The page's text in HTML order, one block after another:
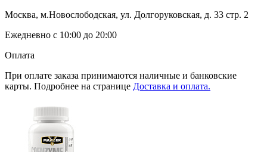
Москва, м.Новослободская, ул. Долгоруковская, д. 33 стр. 2
Ежедневно с 10:00 до 20:00
Оплата
При оплате заказа принимаются наличные и банковские
карты. Подробнее на странице Доставка и оплата.